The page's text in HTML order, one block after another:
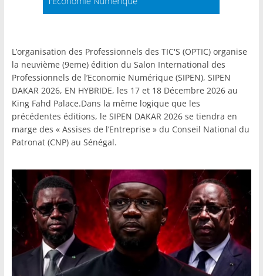
L’organisation des Professionnels des TIC'S (OPTIC) organise
la neuvième (9eme) édition du Salon International des
Professionnels de l’Economie Numérique (SIPEN), SIPEN
DAKAR 2026, EN HYBRIDE, les 17 et 18 Décembre 2026 au
King Fahd Palace.Dans la même logique que les
précédentes éditions, le SIPEN DAKAR 2026 se tiendra en
marge des « Assises de l’Entreprise » du Conseil National du
Patronat (CNP) au Sénégal.